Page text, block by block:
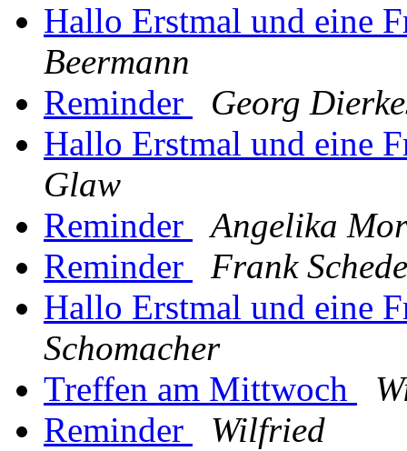
Hallo Erstmal und eine
Beermann
Reminder
Georg
Hallo Erstmal und eine
Glaw
Reminder
Angelika
Reminder
Frank
Hallo Erstmal und eine
Schomacher
Treffen am Mittwoch
Reminder
Wilfried